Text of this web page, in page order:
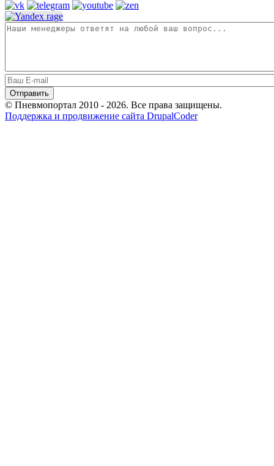
© Пневмопортал 2010 - 2026. Все права защищены.
Поддержка и продвижение сайта DrupalCoder